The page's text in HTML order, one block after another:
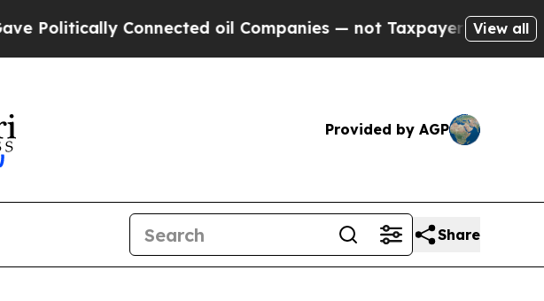
Connected oil Companies — not Taxpayers — the Chance to
View all
Provided by AGP
Share